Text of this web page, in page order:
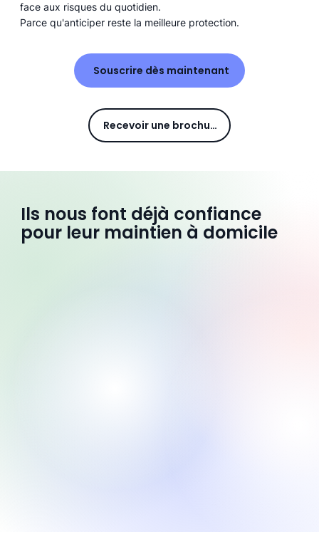
face aux risques du quotidien.
Parce qu'anticiper reste la meilleure protection.
Souscrire dès maintenant
Recevoir une brochure
Ils nous font déjà confiance
pour leur maintien à domicile